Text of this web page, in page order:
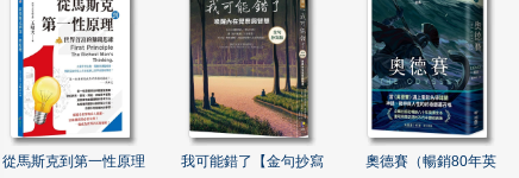
從馬斯克到第一性原理 我可能錯了【金句抄寫 奧德賽（暢銷80年英